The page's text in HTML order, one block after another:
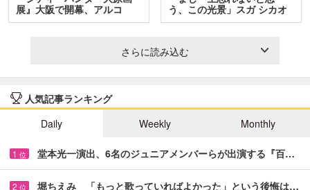
展』大阪で開幕、アルコ
＆…
う、この光景」スガ シカオ
と…
さらに読み込む
人気記事ランキング
Daily
Weekly Monthly
1 位 堂本光一演出、6名のジュニアメンバーらが出演する『百…
2 位 堀ちえみ 「もっと歌っていればよかった」という後悔は…